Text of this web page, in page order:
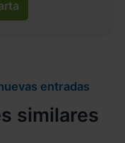
entradas
similares